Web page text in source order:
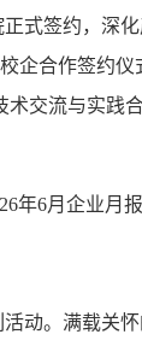
式签约，深
合作签约仪
交流与实践
动。满载关